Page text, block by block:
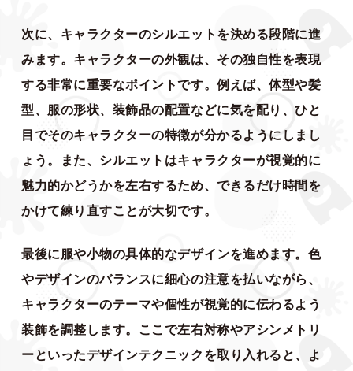
次に、キャラクターのシルエットを決める段階に進
みます。キャラクターの外観は、その独自性を表現
する非常に重要なポイントです。例えば、体型や髪
型、服の形状、装飾品の配置などに気を配り、ひと
目でそのキャラクターの特徴が分かるようにしまし
ょう。また、シルエットはキャラクターが視覚的に
魅力的かどうかを左右するため、できるだけ時間を
かけて練り直すことが大切です。
最後に服や小物の具体的なデザインを進めます。色
やデザインのバランスに細心の注意を払いながら、
キャラクターのテーマや個性が視覚的に伝わるよう
装飾を調整します。ここで左右対称やアシンメトリ
ーといったデザインテクニックを取り入れると、よ